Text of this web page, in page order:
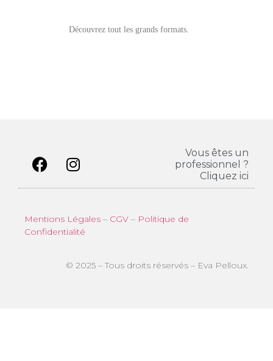
Découvrez tout les grands formats.
Vous êtes un
professionnel ?
Cliquez ici
Mentions Légales – CGV – Politique de
Confidentialité
© 2025 – Tous droits réservés – Eva Pelloux.